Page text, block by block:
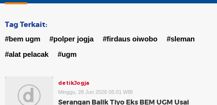
Tag Terkait:
#bem ugm #polper jogja #firdaus oiwobo
#sleman
#alat pelacak
#ugm
detikJogja
Minggu, 28 Jun 2026 05:01 WIB
Serangan Balik Tiyo Eks BEM UGM Usai